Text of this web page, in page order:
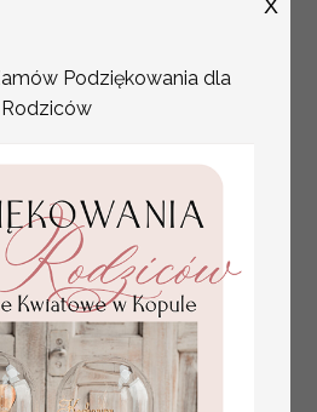
Promocja:
Podziękowania dla
Rodziców
X